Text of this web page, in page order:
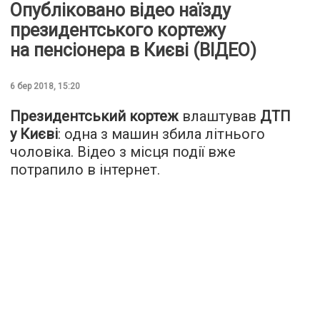
Опубліковано відео наїзду
президентського кортежу
на пенсіонера в Києві (ВІДЕО)
6 бер 2018, 15:20
Президентський кортежвлаштував ДТП
у Києві: одна з машин збила літнього
чоловіка. Відео з місця події вже
потрапило в інтернет.